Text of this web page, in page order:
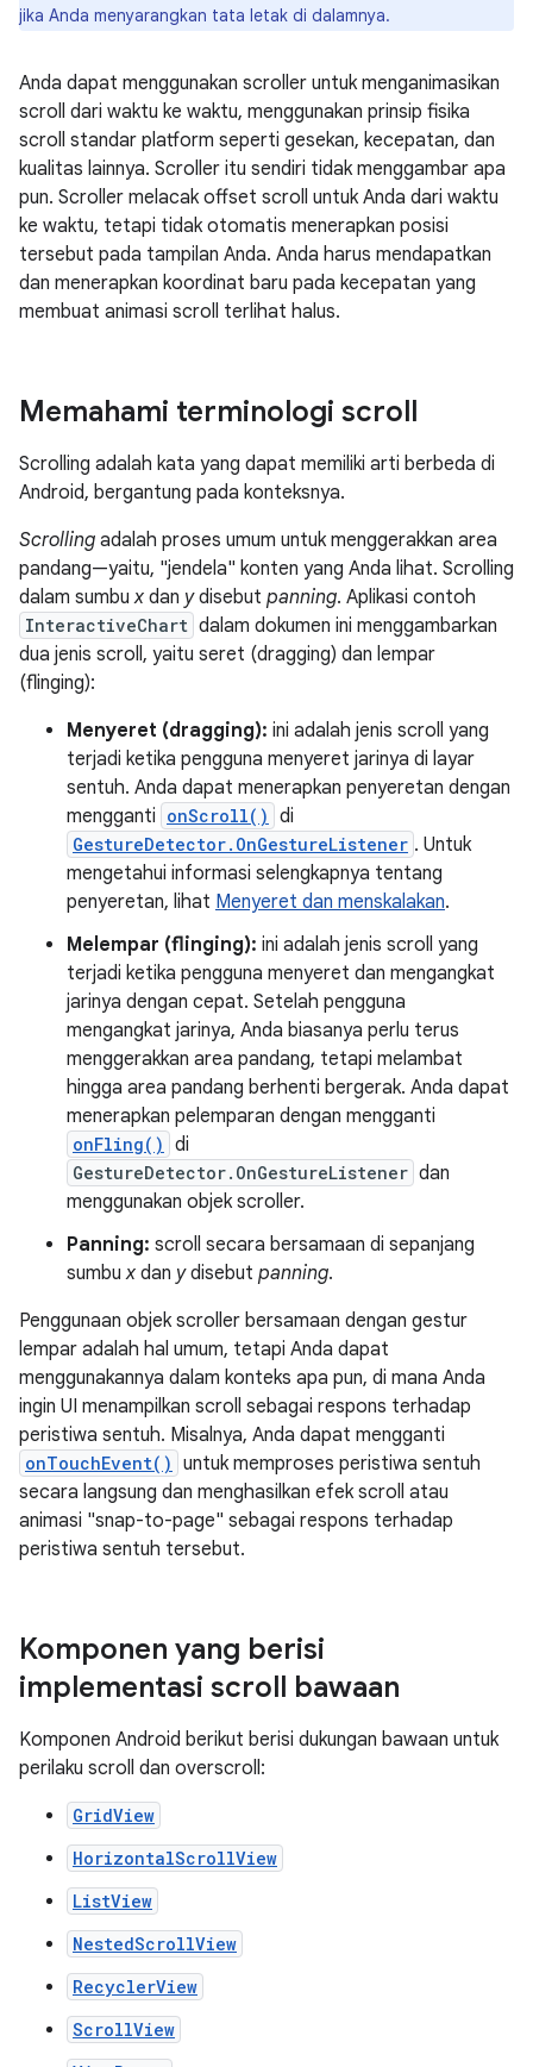
jika Anda menyarangkan tata letak di dalamnya.
Anda dapat menggunakan scroller untuk menganimasikan
scroll dari waktu ke waktu, menggunakan prinsip fisika
scroll standar platform seperti gesekan, kecepatan, dan
kualitas lainnya. Scroller itu sendiri tidak menggambar apa
pun. Scroller melacak offset scroll untuk Anda dari waktu
ke waktu, tetapi tidak otomatis menerapkan posisi
tersebut pada tampilan Anda. Anda harus mendapatkan
dan menerapkan koordinat baru pada kecepatan yang
membuat animasi scroll terlihat halus.
Memahami terminologi scroll
Scrolling adalah kata yang dapat memiliki arti berbeda di
Android, bergantung pada konteksnya.
Scrolling adalah proses umum untuk menggerakkan area
pandang—yaitu, "jendela" konten yang Anda lihat. Scrolling
dalam sumbux dan ydisebut panning. Aplikasi contoh
InteractiveChart dalam dokumen ini menggambarkan
dua jenis scroll, yaitu seret (dragging) dan lempar
(flinging):
Menyeret (dragging): ini adalah jenis scroll yang
terjadi ketika pengguna menyeret jarinya di layar
sentuh. Anda dapat menerapkan penyeretan dengan
mengganti onScroll() di
GestureDetector.OnGestureListener . Untuk
mengetahui informasi selengkapnya tentang
penyeretan, lihat Menyeret dan menskalakan.
Melempar (flinging): ini adalah jenis scroll yang
terjadi ketika pengguna menyeret dan mengangkat
jarinya dengan cepat. Setelah pengguna
mengangkat jarinya, Anda biasanya perlu terus
menggerakkan area pandang, tetapi melambat
hingga area pandang berhenti bergerak. Anda dapat
menerapkan pelemparan dengan mengganti
onFling() di
GestureDetector.OnGestureListener dan
menggunakan objek scroller.
Panning: scroll secara bersamaan di sepanjang
sumbux dan ydisebut panning.
Penggunaan objek scroller bersamaan dengan gestur
lempar adalah hal umum, tetapi Anda dapat
menggunakannya dalam konteks apa pun, di mana Anda
ingin UI menampilkan scroll sebagai respons terhadap
peristiwa sentuh. Misalnya, Anda dapat mengganti
onTouchEvent() untuk memproses peristiwa sentuh
secara langsung dan menghasilkan efek scroll atau
animasi "snap-to-page" sebagai respons terhadap
peristiwa sentuh tersebut.
Komponen yang berisi
implementasi scroll bawaan
Komponen Android berikut berisi dukungan bawaan untuk
perilaku scroll dan overscroll:
GridView
HorizontalScrollView
ListView
NestedScrollView
RecyclerView
ScrollView